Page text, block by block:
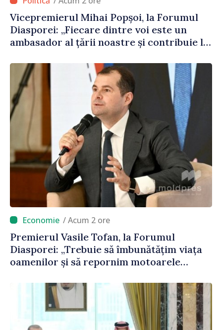
Vicepremierul Mihai Popșoi, la Forumul
Diasporei: „Fiecare dintre voi este un
ambasador al țării noastre și contribuie la
/ Acum 2 ore
Premierul Vasile Tofan, la Forumul
Diasporei: „Trebuie să îmbunătățim viața
oamenilor și să repornim motoarele